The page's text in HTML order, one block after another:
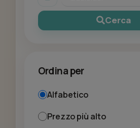
Cerca
Ordina per
Alfabetico
Prezzo più alto